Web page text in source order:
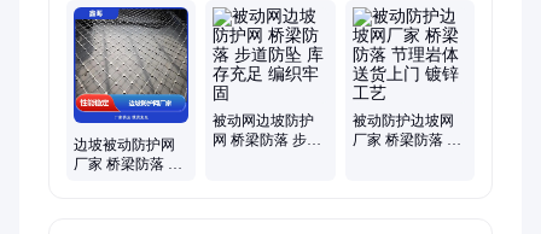
网、矿山防滚石防护、危岩包裹缠绕网、高速公路拦截网
边坡被动防护网
厂家 桥梁防落 破
被动网边坡防护
网 桥梁防落 步道
被动防护边坡网
厂家 桥梁防落 节